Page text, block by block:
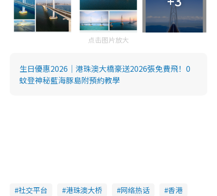
点击图片放大
生日優惠2026｜港珠澳大橋豪送2026張免費飛！0
蚊登神秘藍海豚島附預約教學
社交平台 港珠澳大桥 网络热话
香港